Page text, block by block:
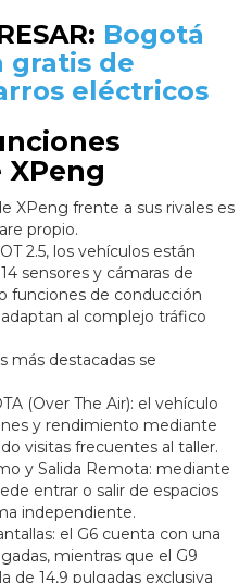
Bogotá
gratis de
eléctricos
XPeng frente a sus rivales es
propio.
2.5, los vehículos están
sensores y cámaras de
funciones de conducción
al complejo tráfico
más destacadas se
(Over The Air): el vehículo
y rendimiento mediante
visitas frecuentes al taller.
y Salida Remota: mediante
entrar o salir de espacios
independiente.
el G6 cuenta con una
mientras que el G9
de 14,9 pulgadas exclusiva